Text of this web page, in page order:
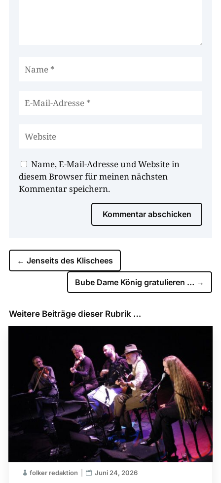
Name, E-Mail-Adresse und Website in
diesem Browser für meinen nächsten
Kommentar speichern.
Kommentar abschicken
← Jenseits des Klischees
Bube Dame König gratulieren … →
Weitere Beiträge dieser Rubrik …
folker redaktion Juni 24, 2026